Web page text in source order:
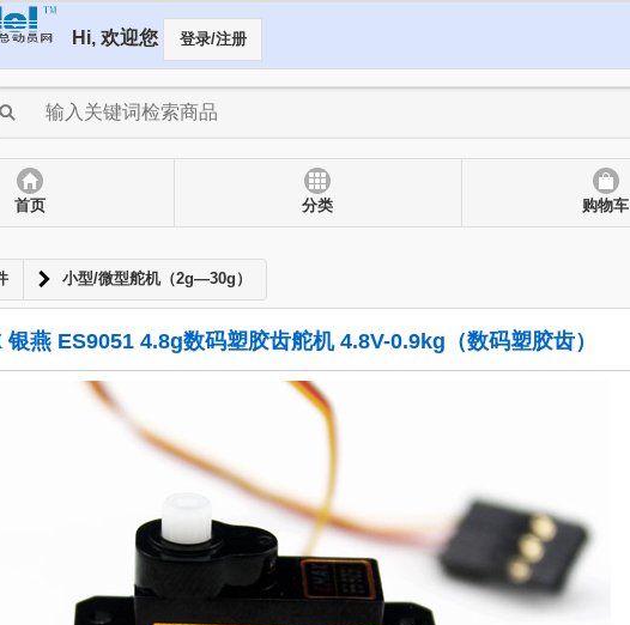
Hi, 欢迎您 登录/注册
首页 分类 购物车
小型/微型舵机（2g—30g）
银燕 ES9051 4.8g数码塑胶齿舵机 4.8V-0.9kg（数码塑胶齿）